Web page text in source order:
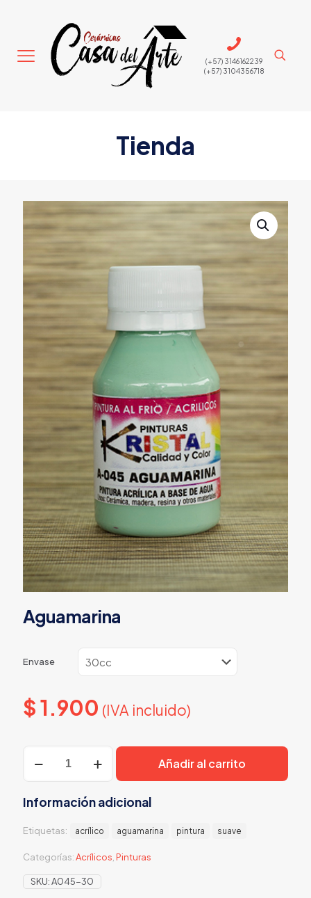
(+57) 3146162239
(+57) 3104356718
Tienda
Aguamarina
Envase
$1.900 (IVA incluido)
cantidad
Añadir al carrito
Información adicional
Etiquetas: acrílico aguamarina pintura suave
Categorías:Acrílicos Pinturas
SKU:A045-30